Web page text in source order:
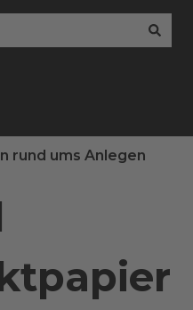
rund ums Anlegen